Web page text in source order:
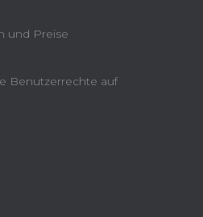
und Preise
Benutzerrechte auf